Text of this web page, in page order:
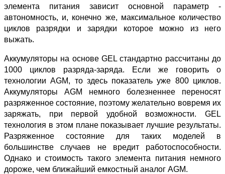
элемента питания зависит основной параметр -
автономность, и, конечно же, максимальное количество
циклов разрядки и зарядки которое можно из него
выжать.
Аккумуляторы на основе GEL стандартно рассчитаны до
1000 циклов разряда-заряда. Если же говорить о
технологии AGM, то здесь показатель уже 800 циклов.
Аккумуляторы AGM немного болезненнее переносят
разряженное состояние, поэтому желательно вовремя их
заряжать, при первой удобной возможности. GEL
технология в этом плане показывает лучшие результаты.
Разряженное состояние для таких моделей в
большинстве случаев не вредит работоспособности.
Однако и стоимость такого элемента питания немного
дороже, чем ближайший емкостный аналог AGM.